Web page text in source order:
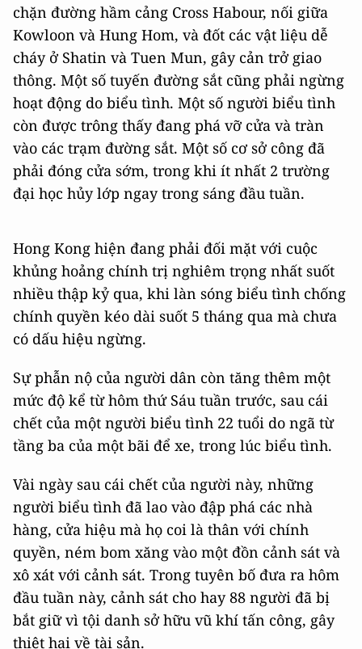
chặn đường hầm cảng Cross Habour, nối giữa
Kowloon và Hung Hom, và đốt các vật liệu dễ
cháy ở Shatin và Tuen Mun, gây cản trở giao
thông. Một số tuyến đường sắt cũng phải ngừng
hoạt động do biểu tình. Một số người biểu tình
còn được trông thấy đang phá vỡ cửa và tràn
vào các trạm đường sắt. Một số cơ sở công đã
phải đóng cửa sớm, trong khi ít nhất 2 trường
đại học hủy lớp ngay trong sáng đầu tuần.
Hong Kong hiện đang phải đối mặt với cuộc
khủng hoảng chính trị nghiêm trọng nhất suốt
nhiều thập kỷ qua, khi làn sóng biểu tình chống
chính quyền kéo dài suốt 5 tháng qua mà chưa
có dấu hiệu ngừng.
Sự phẫn nộ của người dân còn tăng thêm một
mức độ kể từ hôm thứ Sáu tuần trước, sau cái
chết của một người biểu tình 22 tuổi do ngã từ
tầng ba của một bãi để xe, trong lúc biểu tình.
Vài ngày sau cái chết của người này, những
người biểu tình đã lao vào đập phá các nhà
hàng, cửa hiệu mà họ coi là thân với chính
quyền, ném bom xăng vào một đồn cảnh sát và
xô xát với cảnh sát. Trong tuyên bố đưa ra hôm
đầu tuần này, cảnh sát cho hay 88 người đã bị
bắt giữ vì tội danh sở hữu vũ khí tấn công, gây
thiệt hại về tài sản.